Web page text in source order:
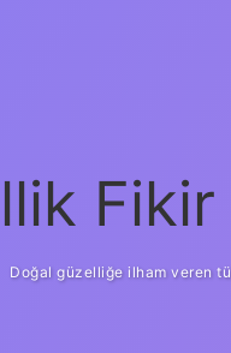
Doğal güzelliğe ilham veren